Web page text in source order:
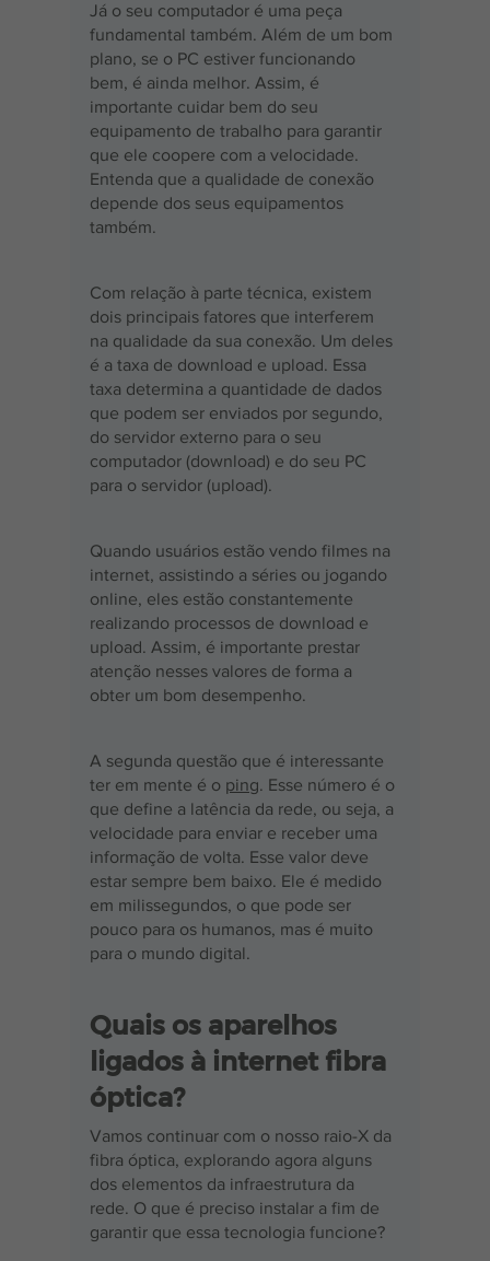
Já o seu computador é uma peça
fundamental também. Além de um bom
plano, se o PC estiver funcionando
bem, é ainda melhor. Assim, é
importante cuidar bem do seu
equipamento de trabalho para garantir
que ele coopere com a velocidade.
Entenda que a qualidade de conexão
depende dos seus equipamentos
também.
Com relação à parte técnica, existem
dois principais fatores que interferem
na qualidade da sua conexão. Um deles
é a taxa de download e upload. Essa
taxa determina a quantidade de dados
que podem ser enviados por segundo,
do servidor externo para o seu
computador (download) e do seu PC
para o servidor (upload).
Quando usuários estão vendo filmes na
internet, assistindo a séries ou jogando
online, eles estão constantemente
realizando processos de download e
upload. Assim, é importante prestar
atenção nesses valores de forma a
obter um bom desempenho.
A segunda questão que é interessante
ter em mente é o ping. Esse número é o
que define a latência da rede, ou seja, a
velocidade para enviar e receber uma
informação de volta. Esse valor deve
estar sempre bem baixo. Ele é medido
em milissegundos, o que pode ser
pouco para os humanos, mas é muito
para o mundo digital.
Quais os aparelhos
ligados à internet fibra
óptica?
Vamos continuar com o nosso raio-X da
fibra óptica, explorando agora alguns
dos elementos da infraestrutura da
rede. O que é preciso instalar a fim de
garantir que essa tecnologia funcione?